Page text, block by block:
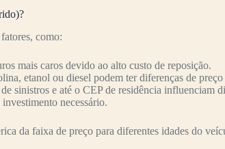
como:
mais caros devido ao alto custo de reposição.
etanol ou diesel podem ter diferenças de
sinistros e até o CEP de residência influenciam
necessário.
da faixa de preço para diferentes idades do